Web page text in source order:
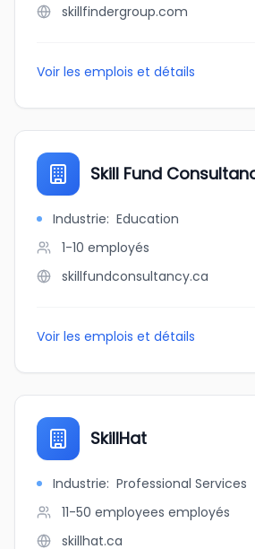
skillfindergroup.com
Voir les emplois et détails
Skill Fund
Industrie: Education
1-10 employés
skillfundconsultancy.ca
Voir les emplois et détails
SkillHat
Industrie: Professional Services
11-50 employees employés
skillhat.ca